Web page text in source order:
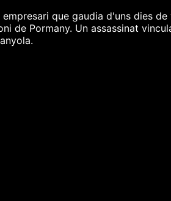
que gaudia d'uns dies
de Pormany. Un assassinat